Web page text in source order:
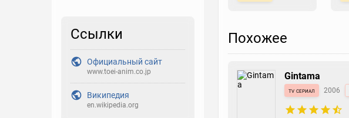
Ссылки
Официальный сайт
www.toei-anim.co.jp
Википедия
en.wikipedia.org
Похожее
Gintama
tv сериал 2006